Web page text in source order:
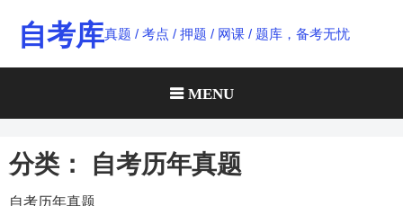
自考库真题 / 考点 / 押题 / 网课 / 题库，备考无忧
MENU
分类： 自考历年真题
自考历年真题